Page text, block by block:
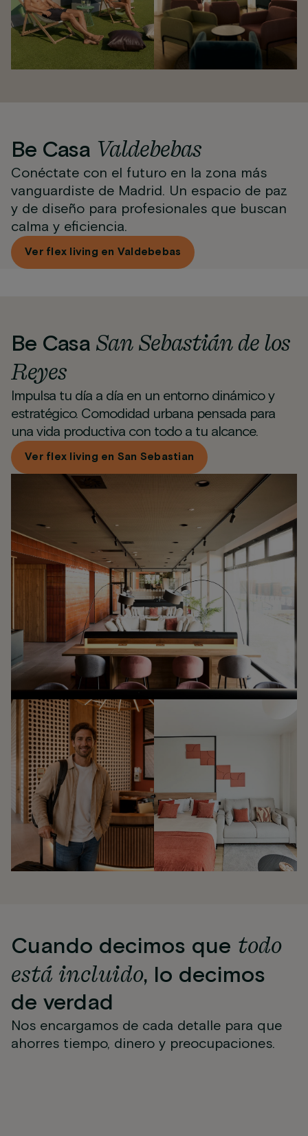
Be Casa Valdebebas
Conéctate con el futuro en la zona más
vanguardiste de Madrid. Un espacio de paz
y de diseño para profesionales que buscan
calma y eficiencia.
Ver flex living en Valdebebas
Be Casa San Sebastián de los
Reyes
Impulsa tu día a día en un entorno dinámico y
estratégico. Comodidad urbana pensada para
una vida productiva con todo a tu alcance.
Ver flex living en San Sebastian
Cuando decimos que todo
está incluido, lo decimos
de verdad
Nos encargamos de cada detalle para que
ahorres tiempo, dinero y preocupaciones.
Wifi
Pet friendly
Limpieza periódica
Recepción y seguridad
24h
Equipo de
mantenimiento
Recepción de
paquetería
Suministros